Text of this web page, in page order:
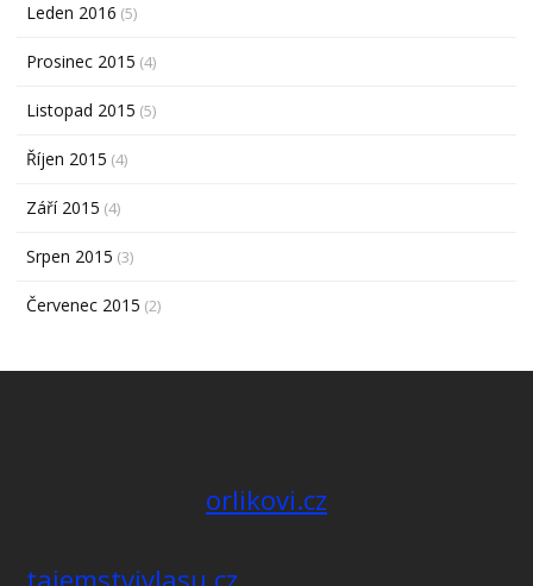
Leden 2016 (5)
Prosinec 2015 (4)
Listopad 2015 (5)
Říjen 2015 (4)
Září 2015 (4)
Srpen 2015 (3)
Červenec 2015 (2)
orlikovi.cz
tajemstvivlasu.cz